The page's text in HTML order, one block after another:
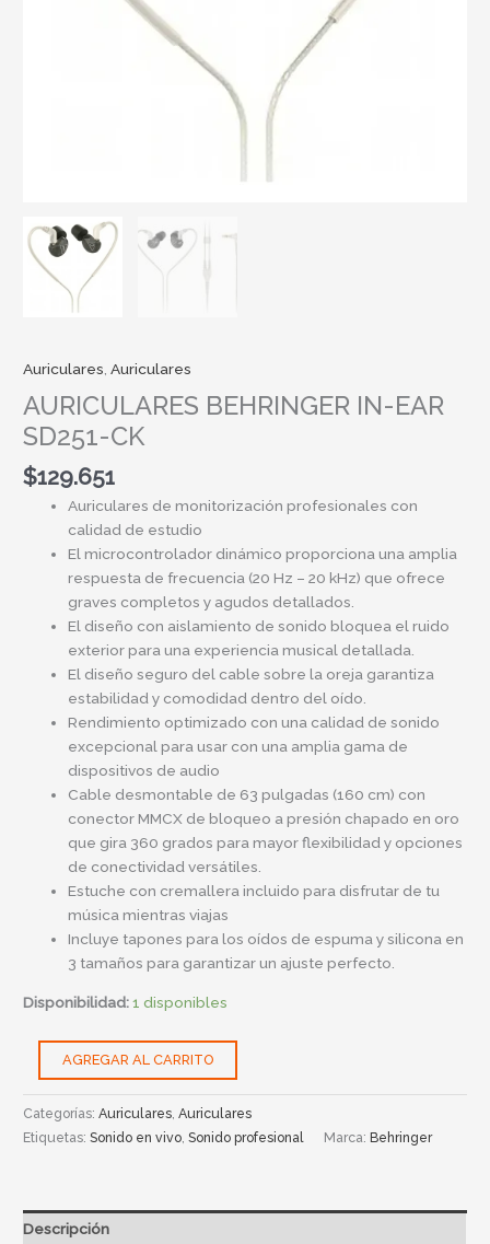
Auriculares ,Auriculares
AURICULARES BEHRINGER IN-EAR
SD251-CK
$129.651
Auriculares de monitorización profesionales con
calidad de estudio
El microcontrolador dinámico proporciona una amplia
respuesta de frecuencia (20 Hz – 20 kHz) que ofrece
graves completos y agudos detallados.
El diseño con aislamiento de sonido bloquea el ruido
exterior para una experiencia musical detallada.
El diseño seguro del cable sobre la oreja garantiza
estabilidad y comodidad dentro del oído.
Rendimiento optimizado con una calidad de sonido
excepcional para usar con una amplia gama de
dispositivos de audio
Cable desmontable de 63 pulgadas (160 cm) con
conector MMCX de bloqueo a presión chapado en oro
que gira 360 grados para mayor flexibilidad y opciones
de conectividad versátiles.
Estuche con cremallera incluido para disfrutar de tu
música mientras viajas
Incluye tapones para los oídos de espuma y silicona en
3 tamaños para garantizar un ajuste perfecto.
Disponibilidad:1 disponibles
AGREGAR AL CARRITO
Categorías:Auriculares ,Auriculares
Etiquetas:Sonido en vivo ,Sonido profesional Marca:Behringer
Descripción